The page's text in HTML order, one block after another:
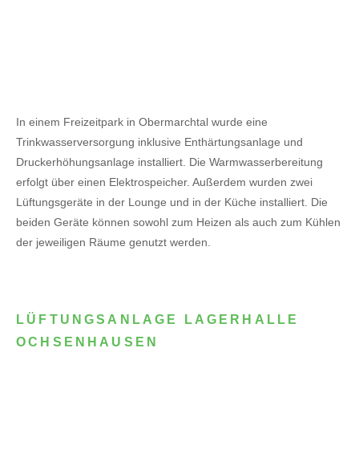
In einem Freizeitpark in Obermarchtal wurde eine
Trinkwasserversorgung inklusive Enthärtungsanlage und
Druckerhöhungsanlage installiert. Die Warmwasserbereitung
erfolgt über einen Elektrospeicher. Außerdem wurden zwei
Lüftungsgeräte in der Lounge und in der Küche installiert. Die
beiden Geräte können sowohl zum Heizen als auch zum Kühlen
der jeweiligen Räume genutzt werden.
LÜFTUNGSANLAGE LAGERHALLE
OCHSENHAUSEN